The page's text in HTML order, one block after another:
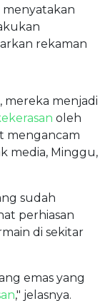
rekaman
mereka menjadi
oleh
mengancam
media, Minggu,
sudah
perhiasan
di sekitar
emas yang
," jelasnya.